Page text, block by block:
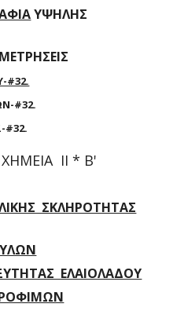
ΥΨΗΛΗΣ
#32.
#32.
#32.
ΙΙ * Β'
ΣΚΛΗΡΟΤΗΤΑΣ
ΕΛΑΙΟΛΑΔΟΥ